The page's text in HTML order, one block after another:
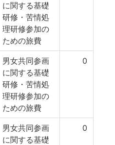
に関する基礎
研修・苦情処
理研修参加の
ための旅費
男女共同参画
に関する基礎
研修・苦情処
理研修参加の
ための旅費
0
男女共同参画
に関する基礎
0